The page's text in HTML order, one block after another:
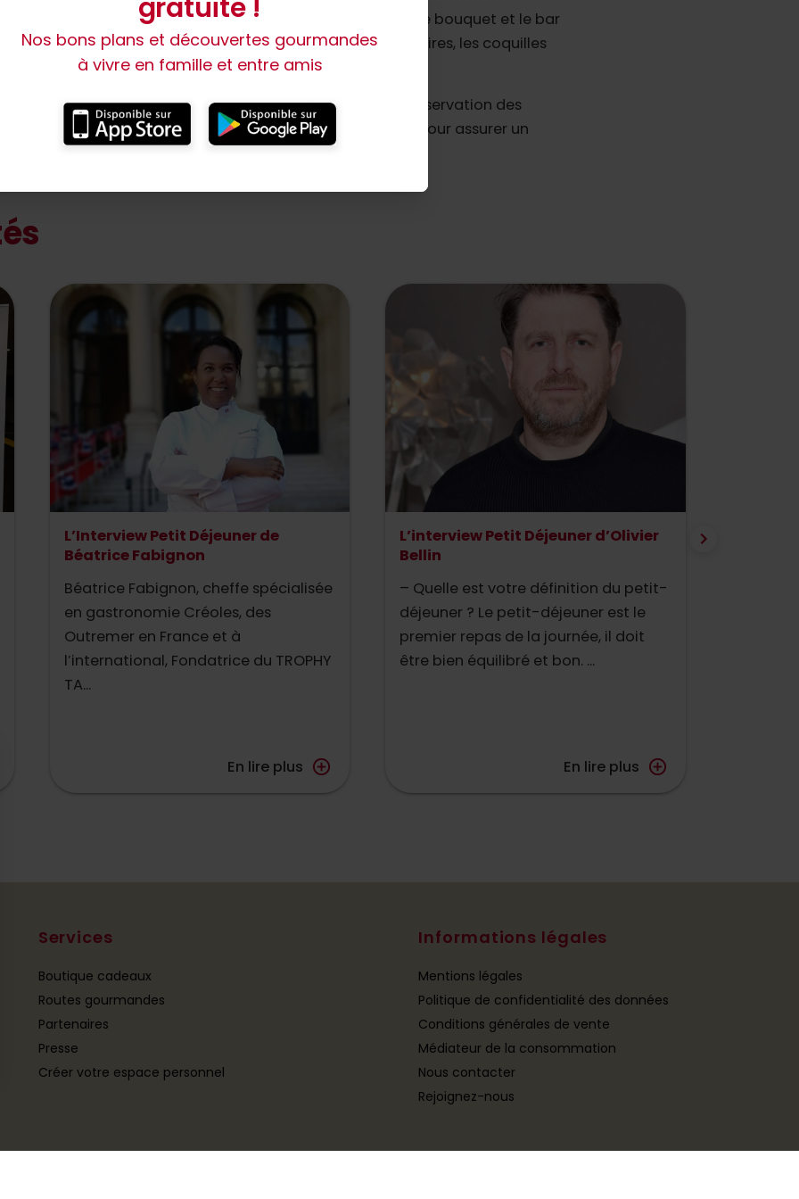
le congre, la barbue, la seiche, la sardine, la crevette bouquet et le bar
qu’en hiver, le lieu, le colin, le chinchard, la lotte, les praires, les coquilles
et les huîtres sont de bons choix.
engageons-nous pour la pêche durable et pour la préservation des
pour protéger les espèces marines en danger et pour assurer un
L’Interview Petit Déjeuner de
Béatrice Fabignon
Béatrice Fabignon, cheffe spécialisée
en gastronomie Créoles, des
Outremer en France et à
l’international, Fondatrice du TROPHY
TA...
En lire plus add_circle_outline
L’interview Petit Déjeuner d’Olivier
Bellin
– Quelle est votre définition du petit-
déjeuner ? Le petit-déjeuner est le
premier repas de la journée, il doit
être bien équilibré et bon. ...
En lire plus add_circle_outline
Services
Boutique cadeaux
Routes gourmandes
Partenaires
Presse
Créer votre espace personnel
Informations légales
Mentions légales
Politique de confidentialité des données
Conditions générales de vente
Médiateur de la consommation
Nous contacter
Rejoignez-nous
gratuite !
Nos bons plans et découvertes gourmandes
à vivre en famille et entre amis